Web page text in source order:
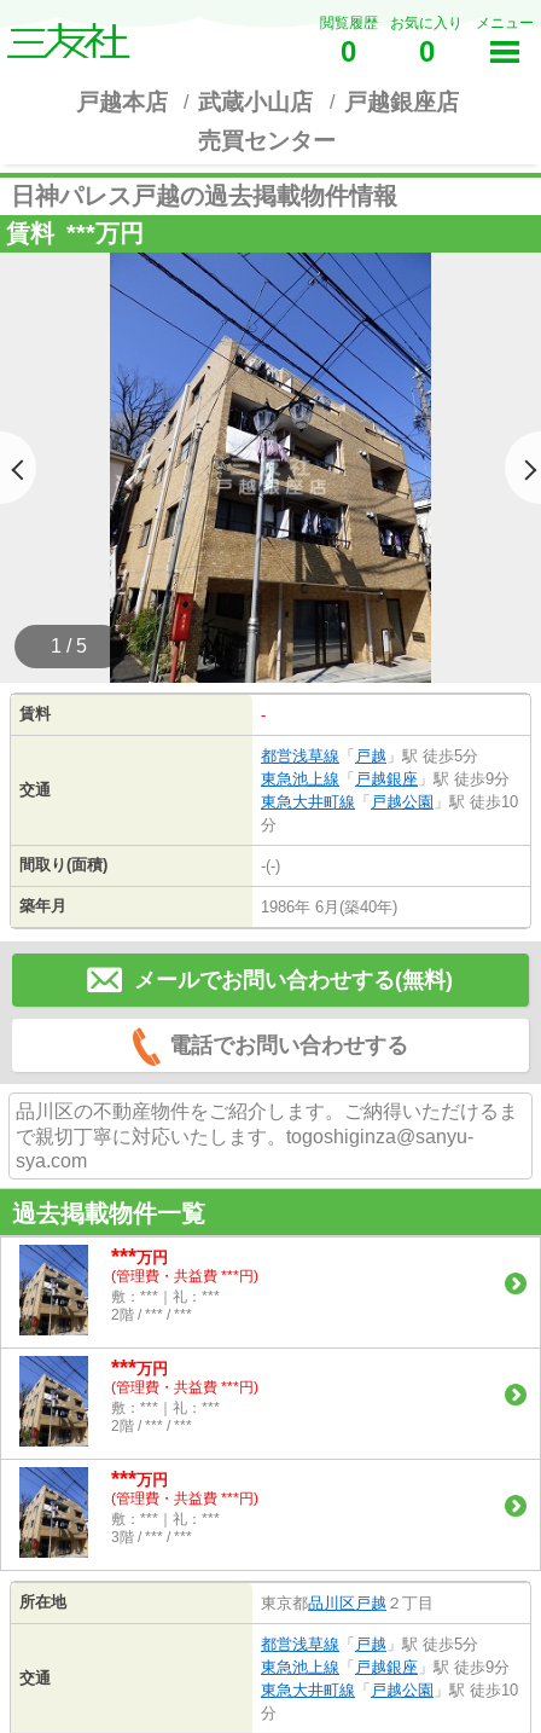
閲覧履歴
0
お気に入り
0
メニュー
戸越本店 武蔵小山店
戸越銀座店
売買センター
日神パレス戸越の過去掲載物件情報
賃料 ***万円
1 / 5
賃料 -
交通
都営浅草線 「 戸越 」駅 徒歩5分
東急池上線 「 戸越銀座 」駅 徒歩9分
東急大井町線 「 戸越公園 」駅 徒歩10
分
間取り(面積) -(-)
築年月 1986年 6月(築40年)
メールでお問い合わせする(無料)
電話でお問い合わせする
品川区の不動産物件をご紹介します。ご納得いただけるま
で親切丁寧に対応いたします。togoshiginza@sanyu-
sya.com
過去掲載物件一覧
***万円
(管理費・共益費 ***円)
敷：***｜礼：***
2階 / *** / ***
***万円
(管理費・共益費 ***円)
敷：***｜礼：***
2階 / *** / ***
***万円
(管理費・共益費 ***円)
敷：***｜礼：***
3階 / *** / ***
所在地 東京都品川区戸越 ２丁目
交通
都営浅草線 「 戸越 」駅 徒歩5分
東急池上線 「 戸越銀座 」駅 徒歩9分
東急大井町線 「 戸越公園 」駅 徒歩10
分